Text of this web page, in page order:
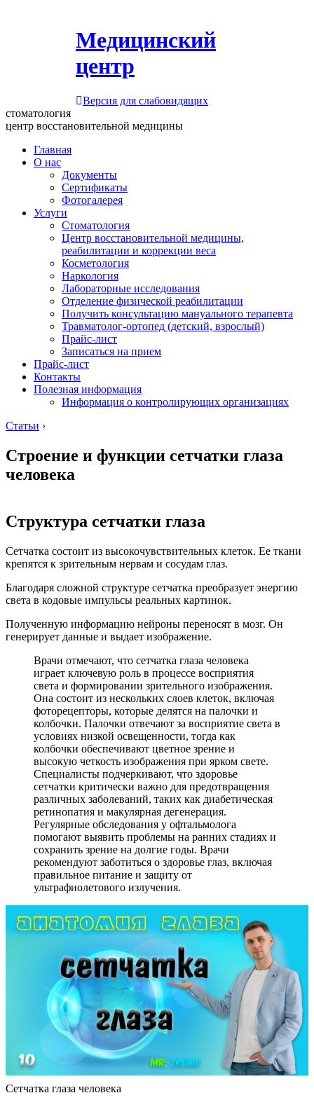
Медицинский
центр
Версия для слабовидящих
стоматология
центр восстановительной медицины
Главная
О нас
Документы
Сертификаты
Фотогалерея
Услуги
Стоматология
Центр восстановительной медицины,
реабилитации и коррекции веса
Косметология
Наркология
Лабораторные исследования
Отделение физической реабилитации
Получить консультацию мануального терапевта
Травматолог-ортопед (детский, взрослый)
Прайс-лист
Записаться на прием
Прайс-лист
Контакты
Полезная информация
Информация о контролирующих организациях
Статьи ›
Строение и функции сетчатки глаза
человека
Структура сетчатки глаза
Сетчатка состоит из высокочувствительных клеток. Ее ткани
крепятся к зрительным нервам и сосудам глаз.
Благодаря сложной структуре сетчатка преобразует энергию
света в кодовые импульсы реальных картинок.
Полученную информацию нейроны переносят в мозг. Он
генерирует данные и выдает изображение.
Врачи отмечают, что сетчатка глаза человека
играет ключевую роль в процессе восприятия
света и формировании зрительного изображения.
Она состоит из нескольких слоев клеток, включая
фоторецепторы, которые делятся на палочки и
колбочки. Палочки отвечают за восприятие света в
условиях низкой освещенности, тогда как
колбочки обеспечивают цветное зрение и
высокую четкость изображения при ярком свете.
Специалисты подчеркивают, что здоровье
сетчатки критически важно для предотвращения
различных заболеваний, таких как диабетическая
ретинопатия и макулярная дегенерация.
Регулярные обследования у офтальмолога
помогают выявить проблемы на ранних стадиях и
сохранить зрение на долгие годы. Врачи
рекомендуют заботиться о здоровье глаз, включая
правильное питание и защиту от
ультрафиолетового излучения.
Сетчатка глаза человека